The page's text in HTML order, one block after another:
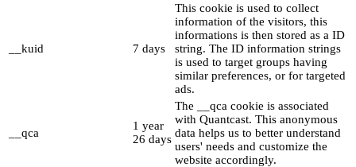
__kuid 7 days
This cookie is used to collect
information of the visitors, this
informations is then stored as a ID
string. The ID information strings
is used to target groups having
similar preferences, or for targeted
ads.
__qca
1 year
26 days
The __qca cookie is associated
with Quantcast. This anonymous
data helps us to better understand
users' needs and customize the
website accordingly.